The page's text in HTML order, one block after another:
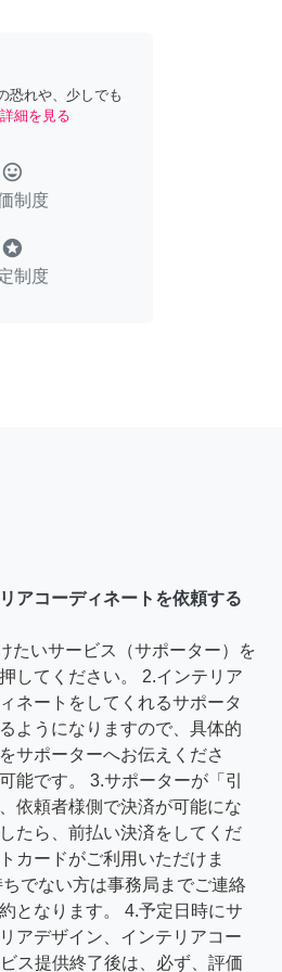
恐れや、少しでも
詳細を見る
tag_faces
制度
stars
制度
アコーディネートを依頼する
たいサービス（サポーター）を
してください。 2.インテリア
ネートをしてくれるサポータ
ようになりますので、具体的
サポーターへお伝えくださ
能です。 3.サポーターが「引
依頼者様側で決済が可能にな
たら、前払い決済をしてくだ
カードがご利用いただけま
でない方は事務局までご連絡
となります。 4.予定日時にサ
アデザイン、インテリアコー
ス提供終了後は、必ず、評価